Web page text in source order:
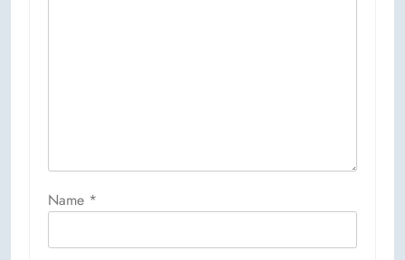
Name *